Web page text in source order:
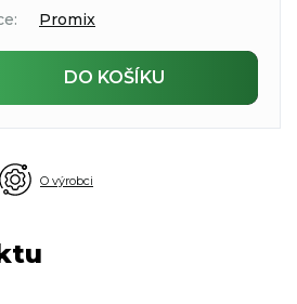
Promix
DO KOŠÍKU
O výrobci